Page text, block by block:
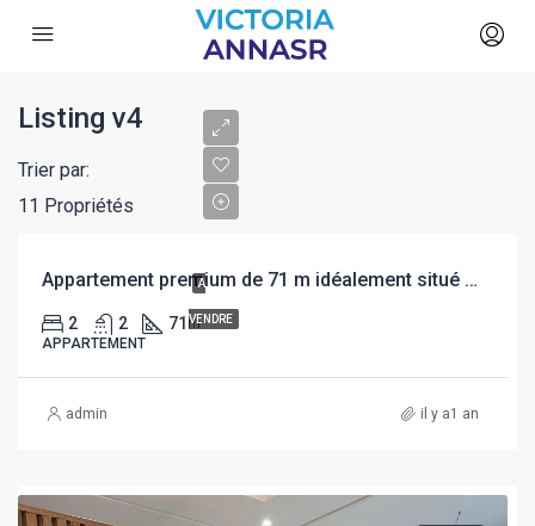
Listing v4
11 Propriétés
Trier par:
A
VENDRE
Appartement premium de 71 m idéalement situé sur Bd principal «Annasr»
2 2 71 m²
APPARTEMENT
admin il y a1 an